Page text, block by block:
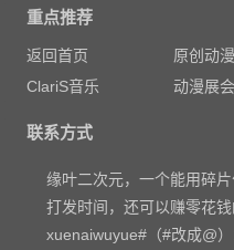
重点推荐
返回首页 原创动
ClariS音乐
动漫展会
联系方式
缘叶二次元，一个能用碎
打发时间，还可以赚零花钱
xuenaiwuyue#（#改成@